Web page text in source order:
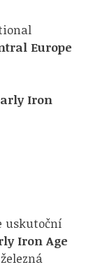
Europe
Iron
uskutoční
Iron Age